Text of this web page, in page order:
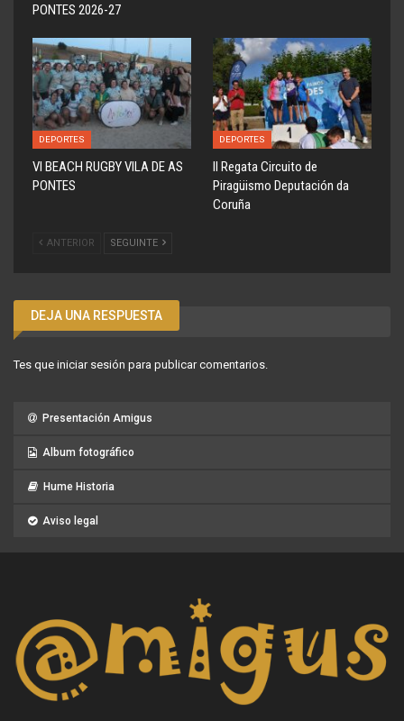
PONTES 2026-27
DEPORTES
VI BEACH RUGBY VILA DE AS
PONTES
DEPORTES
ll Regata Circuito de
Piragüismo Deputación da
Coruña
ANTERIOR SEGUINTE
DEJA UNA RESPUESTA
Tes que iniciar sesión para publicar comentarios.
Presentación Amigus
Album fotográfico
Hume Historia
Aviso legal